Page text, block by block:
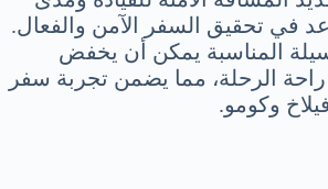
في تحقيق السفر الآمن والفعال.
المناسبة يمكن أن يخفض
راحة الرحلة، مما يضمن تجربة سفر
وكومو.